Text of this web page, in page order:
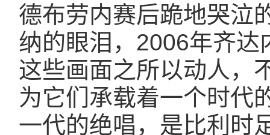
德布劳内赛后跪地哭泣
纳的眼泪，2006年齐
这些画面之所以动人，
为它们承载着一个时代
一代的绝唱，是比利时